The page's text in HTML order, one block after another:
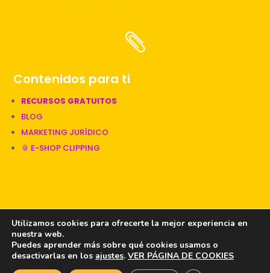

Contenidos para ti
RECURSOS GRATUITOS
BLOG
MARKETING JURÍDICO
📎 E-SHOP CLIPPING
📎 Una web diseñada por Clipping
PRIVACIDAD|COOKIES|
Utilizamos cookies para ofrecerte la mejor experiencia en
nuestra web.
Puedes aprender más sobre qué cookies usamos o
desactivarlas en los ajustes. VER PÁGINA DE COOKIES